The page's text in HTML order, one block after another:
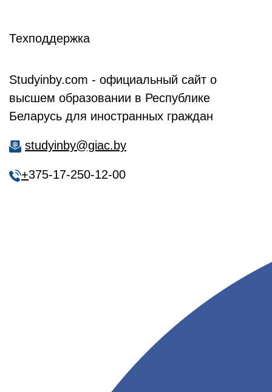
Техподдержка
Studyinby.com - официальный сайт о
высшем образовании в Республике
Беларусь для иностранных граждан
studyinby@giac.by
+375-17-250-12-00